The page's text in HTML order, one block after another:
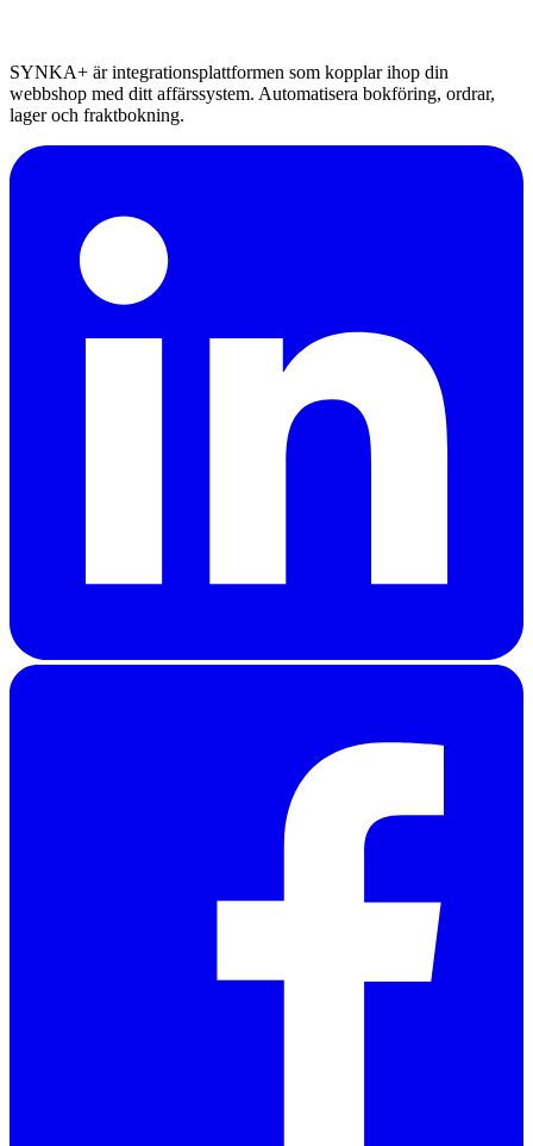
SYNKA+ är integrationsplattformen som kopplar ihop din
webbshop med ditt affärssystem. Automatisera bokföring, ordrar,
lager och fraktbokning.